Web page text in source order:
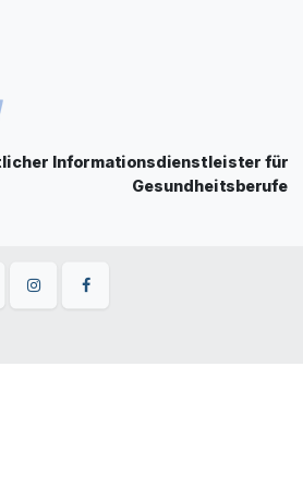
Informationsdienstleister für
Gesundheitsberufe